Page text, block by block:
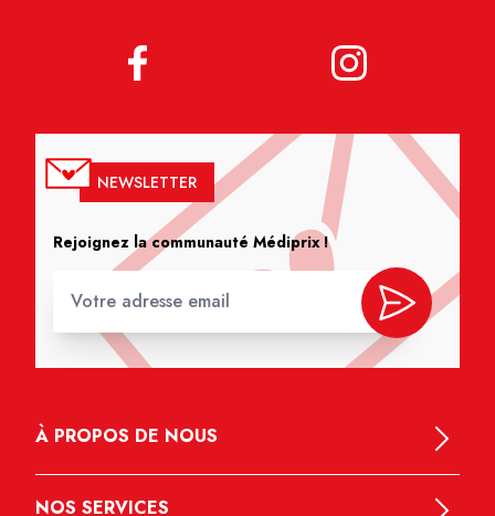
NEWSLETTER
Rejoignez la communauté Médiprix !
À PROPOS DE NOUS
NOS SERVICES